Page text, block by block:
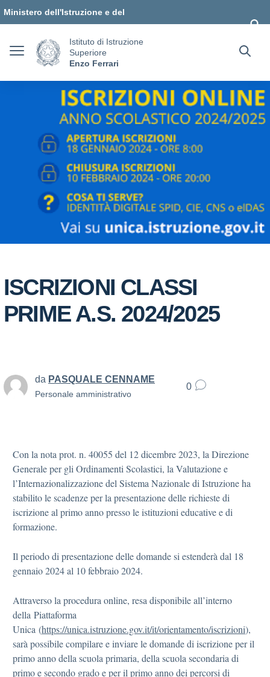
Ministero dell'Istruzione e del
Istituto di Istruzione
Superiore
Enzo Ferrari
ISCRIZIONI CLASSI
PRIME A.S. 2024/2025
da PASQUALE CENNAME
Personale amministrativo
0
Con la nota prot. n. 40055 del 12 dicembre 2023, la Direzione
Generale per gli Ordinamenti Scolastici, la Valutazione e
l’Internazionalizzazione del Sistema Nazionale di Istruzioneha
stabilito le scadenze per la presentazione delle richieste di
iscrizione al primo anno presso le istituzioni educative e di
formazione.
Il periodo di presentazione delle domande si estenderà dal 18
gennaio 2024 al 10 febbraio 2024.
Attraverso la procedura online, resa disponibile all’interno
della Piattaforma
Unica (https://unica.istruzione.gov.it/it/orientamento/iscrizioni),
sarà possibile compilare e inviare le domande di iscrizione per il
primo anno della scuola primaria, della scuola secondaria di
primo e secondo grado e per il primo anno dei percorsi di